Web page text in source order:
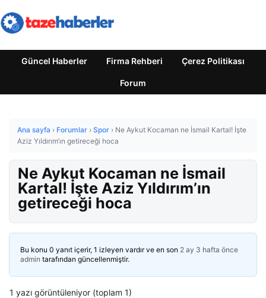
Güncel Haberler Firma Rehberi Çerez Politikası
Forum
Ana sayfa › Forumlar › Spor › Ne Aykut Kocaman ne İsmail Kartal! İşte
Aziz Yıldırım’ın getireceği hoca
Ne Aykut Kocaman ne İsmail
Kartal! İşte Aziz Yıldırım’ın
getireceği hoca
Bu konu 0 yanıt içerir, 1 izleyen vardır ve en son 2 ay 3 hafta önce
admin tarafından güncellenmiştir.
1 yazı görüntüleniyor (toplam 1)